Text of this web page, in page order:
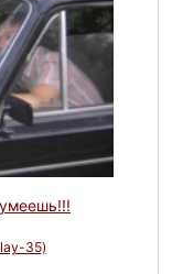
35)